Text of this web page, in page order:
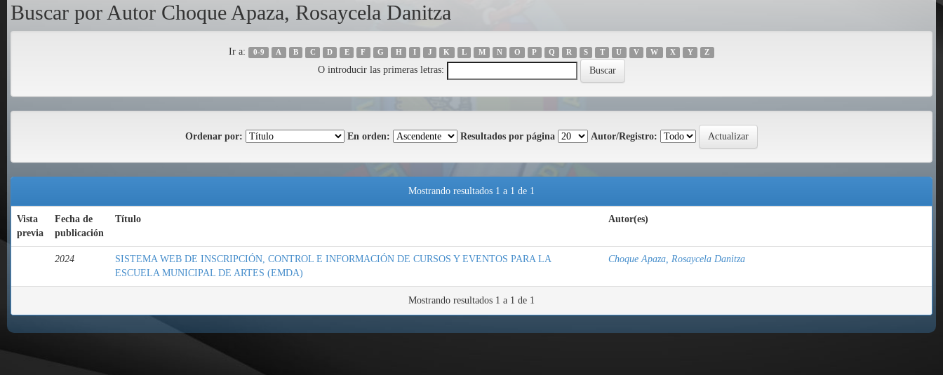
Buscar por Autor Choque Apaza, Rosaycela Danitza
Ir a: 0-9 A B C D E F G H I J K L M N O P Q R S T U V W X Y Z
O introducir las primeras letras:
Ordenar por: En orden: Resultados por página Autor/Registro:
Mostrando resultados 1 a 1 de 1
Vista
previa
Fecha de
publicación
Título Autor(es)
2024
SISTEMA WEB DE INSCRIPCIÓN, CONTROL E INFORMACIÓN DE CURSOS Y EVENTOS PARA LA
ESCUELA MUNICIPAL DE ARTES (EMDA)
Choque Apaza, Rosaycela Danitza
Mostrando resultados 1 a 1 de 1